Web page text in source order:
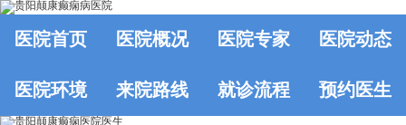
医院首页 医院概况 医院专家 医院动态
医院环境 来院路线 就诊流程 预约医生